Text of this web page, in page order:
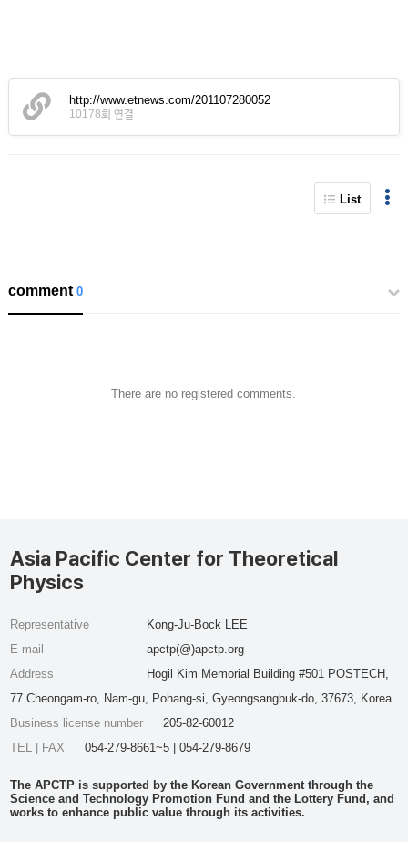
http://www.etnews.com/201107280052
10178회 연결
List
comment0
There are no registered comments.
Asia Pacific Center for Theoretical
Physics
Representative
Kong-Ju-Bock LEE
E-mail
apctp(@)apctp.org
Address
Hogil Kim Memorial Building #501 POSTECH,
77 Cheongam-ro, Nam-gu, Pohang-si, Gyeongsangbuk-do, 37673, Korea
Business license number
205-82-60012
TEL | FAX
054-279-8661~5 | 054-279-8679
The APCTP is supported by the Korean Government through the
Science and Technology Promotion Fund and the Lottery Fund, and
works to enhance public value through its activities.